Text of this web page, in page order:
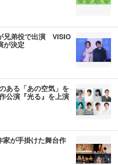
兄弟役で出演 VISIO
が決定
ある「あの空気」を
公演『光る』を上演
が手掛けた舞台作